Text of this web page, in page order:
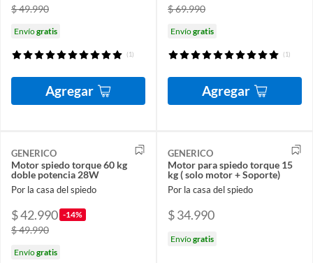
$ 49.990
Envíogratis
(1)
Agregar
$ 69.990
Envíogratis
(1)
Agregar
GENERICO
Motor spiedo torque 60 kg
doble potencia 28W
Por la casa del spiedo
$ 42.990 -14%
$ 49.990
Envíogratis
GENERICO
Motor para spiedo torque 15
kg ( solo motor + Soporte)
Por la casa del spiedo
$ 34.990
Envíogratis